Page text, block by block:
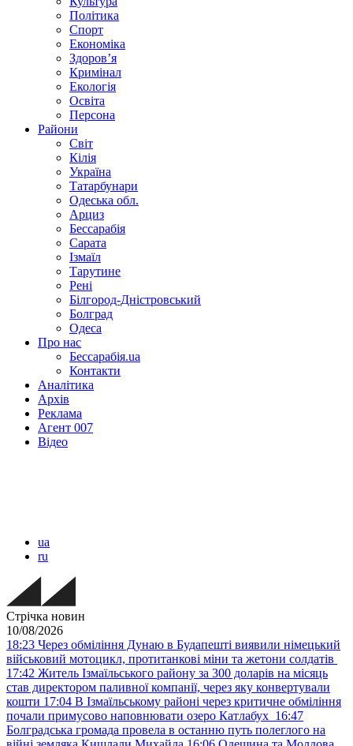
Політика
Спорт
Економіка
Здоров’я
Кримінал
Екологія
Освіта
Персона
Райони
Світ
Кілія
Україна
Татарбунари
Одеська обл.
Арциз
Бессарабія
Сарата
Ізмаїл
Тарутине
Рені
Білгород-Дністровський
Болград
Одеса
Про нас
Бессарабія.ua
Контакти
Аналітика
Архів
Реклама
Агент 007
Відео
ua
ru
Стрічка новин
10/08/2026
18:23 Через обміління Дунаю в Будапешті виявили німецький
військовий мотоцикл, протитанкові міни та жетони солдатів
17:42 Житель Ізмаїльського району за 300 доларів на місяць
став директором паливної компанії, через яку конвертували
кошти 17:04 В Ізмаїльському районі через критичне обміління
почали примусово наповнювати озеро Катлабух 16:47
Болградська громада провела в останню путь полеглого на